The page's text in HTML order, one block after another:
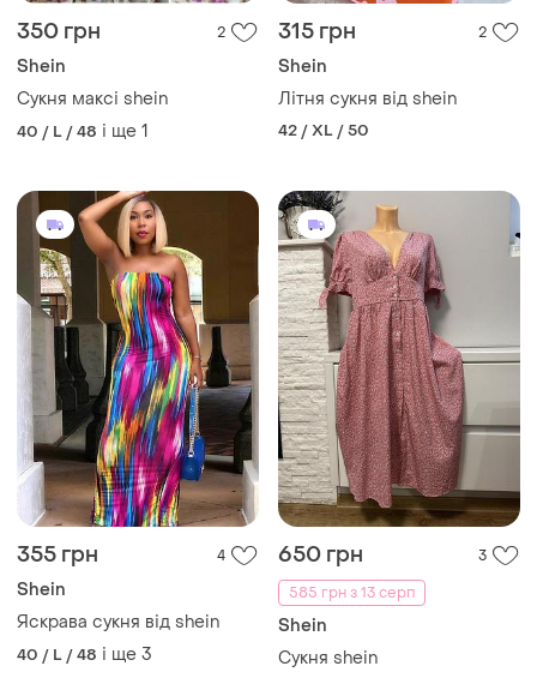
350 грн 2
Shein
Сукня максі shein
40 / L / 48 і ще 1
315 грн 2
Shein
Літня сукня від shein
42 / XL / 50
355 грн 4
Shein
Яскрава сукня від shein
40 / L / 48 і ще 3
650 грн
3
585 грн з 13 серп
Shein
Сукня shein